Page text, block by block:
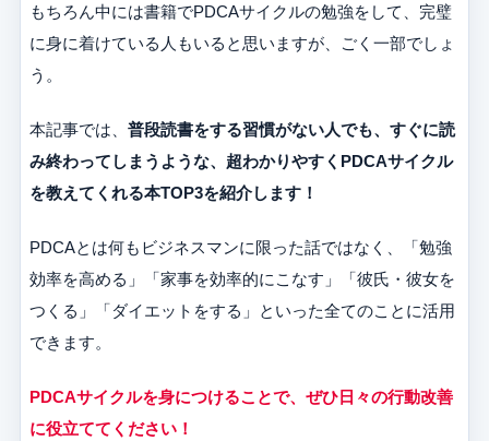
もちろん中には書籍でPDCAサイクルの勉強をして、完璧
に身に着けている人もいると思いますが、ごく一部でしょ
う。
本記事では、 普段読書をする習慣がない人でも、すぐに読
み終わってしまうような、超わかりやすくPDCAサイクル
を教えてくれる本TOP3を紹介します！
PDCAとは何もビジネスマンに限った話ではなく、「勉強
効率を高める」「家事を効率的にこなす」「彼氏・彼女を
つくる」「ダイエットをする」といった全てのことに活用
できます。
PDCAサイクルを身につけることで、ぜひ日々の行動改善
に役立ててください！